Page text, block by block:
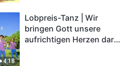
4:18
Lobpreis-Tanz | Wir
bringen Gott unsere
aufrichtigen Herzen dar